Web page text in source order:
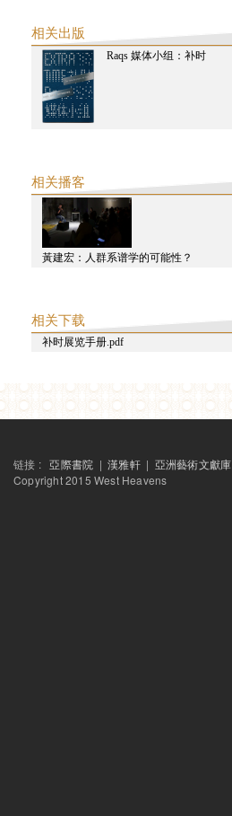
相关出版
Raqs 媒体小组：补时
相关播客
黃建宏：人群系谱学的可能性？
相关下载
补时展览手册.pdf
链接 :亞際書院 |漢雅軒 | 亞洲藝術文獻庫
Copyright 2015 West Heavens